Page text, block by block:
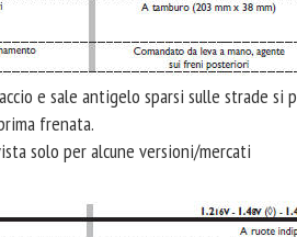
e sale antigelo sparsi sulle strade
frenata.
solo per alcune versioni/mercati